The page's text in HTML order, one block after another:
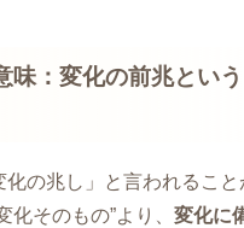
味：変化の前兆とい
化の兆し」と言われること
化そのもの”より、 変化に